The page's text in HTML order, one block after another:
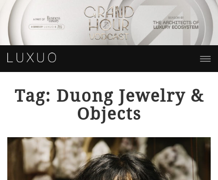
Tag: Duong Jewelry &
Objects